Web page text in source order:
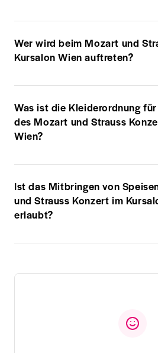
Wer wird beim Mozart und
Kursalon Wien auftreten?
Was ist die Kleiderordnung
des Mozart und Strauss
Wien?
Ist das Mitbringen von
und Strauss Konzert im
erlaubt?